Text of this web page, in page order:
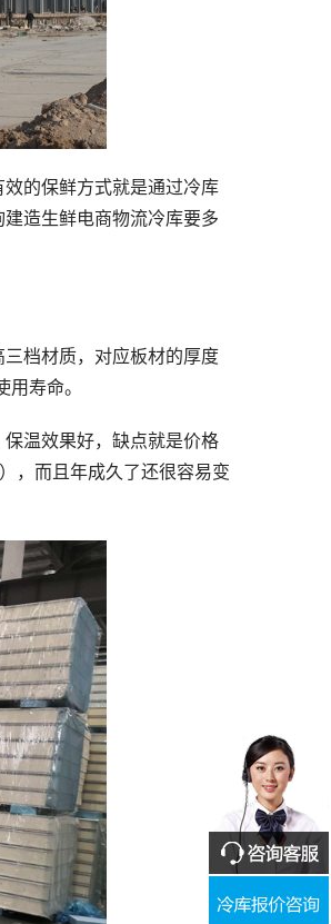
的保鲜方式就是通过冷库
造生鲜电商物流冷库要多
档材质，对应板材的厚度
寿命。
温效果好，缺点就是价格
，而且年成久了还很容易变